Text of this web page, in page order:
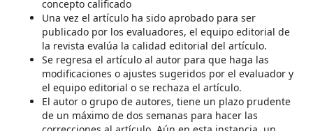
concepto calificado
Una vez el artículo ha sido aprobado para ser
publicado por los evaluadores, el equipo editorial de
la revista evalúa la calidad editorial del artículo.
Se regresa el artículo al autor para que haga las
modificaciones o ajustes sugeridos por el evaluador y
el equipo editorial o se rechaza el artículo.
El autor o grupo de autores, tiene un plazo prudente
de un máximo de dos semanas para hacer las